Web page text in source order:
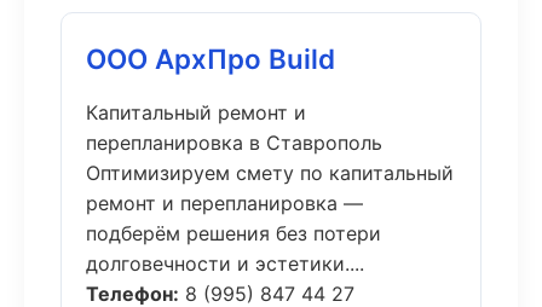
ООО АрхПро Build
Капитальный ремонт и
перепланировка в Ставрополь
Оптимизируем смету по капитальный
ремонт и перепланировка —
подберём решения без потери
долговечности и эстетики....
Телефон: 8 (995) 847 44 27